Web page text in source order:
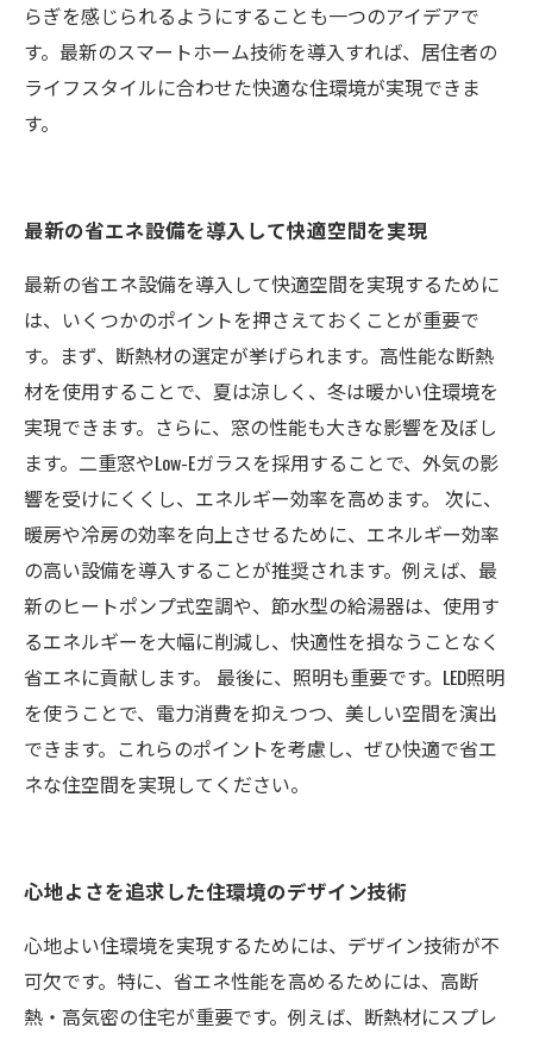
らぎを感じられるようにすることも一つのアイデアで
す。最新のスマートホーム技術を導入すれば、居住者の
ライフスタイルに合わせた快適な住環境が実現できま
す。
最新の省エネ設備を導入して快適空間を実現
最新の省エネ設備を導入して快適空間を実現するために
は、いくつかのポイントを押さえておくことが重要で
す。まず、断熱材の選定が挙げられます。高性能な断熱
材を使用することで、夏は涼しく、冬は暖かい住環境を
実現できます。さらに、窓の性能も大きな影響を及ぼし
ます。二重窓やLow-Eガラスを採用することで、外気の影
響を受けにくくし、エネルギー効率を高めます。 次に、
暖房や冷房の効率を向上させるために、エネルギー効率
の高い設備を導入することが推奨されます。例えば、最
新のヒートポンプ式空調や、節水型の給湯器は、使用す
るエネルギーを大幅に削減し、快適性を損なうことなく
省エネに貢献します。 最後に、照明も重要です。LED照明
を使うことで、電力消費を抑えつつ、美しい空間を演出
できます。これらのポイントを考慮し、ぜひ快適で省エ
ネな住空間を実現してください。
心地よさを追求した住環境のデザイン技術
心地よい住環境を実現するためには、デザイン技術が不
可欠です。特に、省エネ性能を高めるためには、高断
熱・高気密の住宅が重要です。例えば、断熱材にスプレ